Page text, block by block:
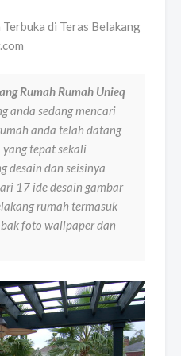
di Teras Belakang
Rumah Rumah Unieq
anda sedang mencari
anda telah datang
tepat sekali
desain dan seisinya
17 ide desain gambar
rumah termasuk
foto wallpaper dan